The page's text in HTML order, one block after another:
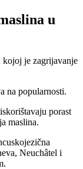
u
kojoj je zagrijavanje
na popularnosti.
porast
maslina.
Neuchâtel i